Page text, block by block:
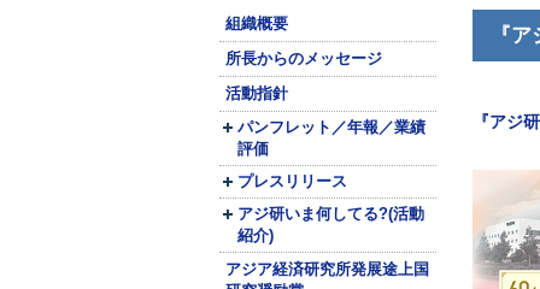
組織概要
所長からのメッセージ
活動指針
パンフレット／年報／業績
評価
プレスリリース
アジ研いま何してる?(活動
紹介)
アジア経済研究所発展途上国
『
『アジ